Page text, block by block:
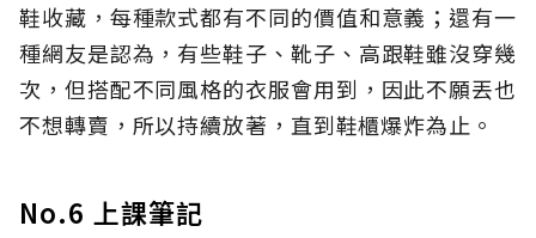
鞋收藏，每種款式都有不同的價值和意義；還有一
種網友是認為，有些鞋子、靴子、高跟鞋雖沒穿幾
次，但搭配不同風格的衣服會用到，因此不願丟也
不想轉賣，所以持續放著，直到鞋櫃爆炸為止。
No.6 上課筆記